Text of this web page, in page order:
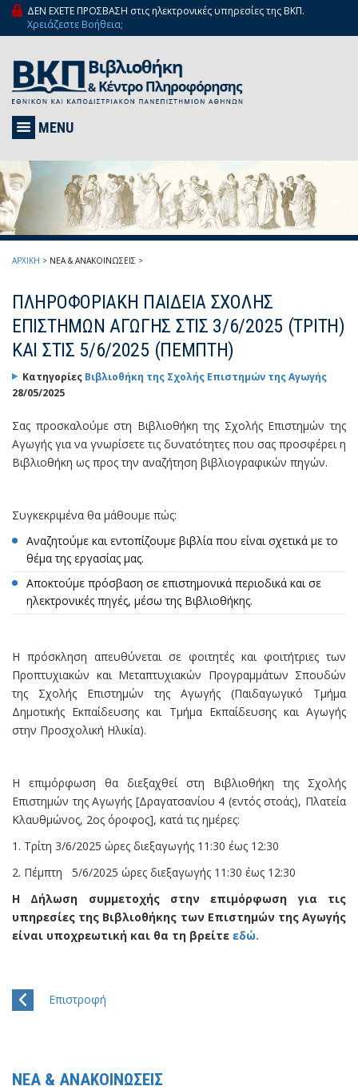
ΔΕΝ ΕΧΕΤΕ ΠΡΟΣΒΑΣΗ στις ηλεκτρονικές υπηρεσίες της ΒΚΠ.
Χρειάζεστε Βοήθεια;
MENU
ΑΡΧΙΚΗ > ΝΕΑ & ΑΝΑΚΟΙΝΩΣΕΙΣ >
ΠΛΗΡΟΦΟΡΙΑΚΗ ΠΑΙΔΕΙΑ ΣΧΟΛΗΣ
ΕΠΙΣΤΗΜΩΝ ΑΓΩΓΗΣ ΣΤΙΣ 3/6/2025 (ΤΡΙΤΗ)
ΚΑΙ ΣΤΙΣ 5/6/2025 (ΠΕΜΠΤΗ)
Κατηγορίες Βιβλιοθήκη της Σχολής Επιστημών της Αγωγής
28/05/2025
Σας προσκαλούμε στη Βιβλιοθήκη της Σχολής Επιστημών της
Αγωγής για να γνωρίσετε τις δυνατότητες που σας προσφέρει η
Βιβλιοθήκη ως προς την αναζήτηση βιβλιογραφικών πηγών.
Συγκεκριμένα θα μάθουμε πώς:
Αναζητούμε και εντοπίζουμε βιβλία που είναι σχετικά με το
θέμα της εργασίας μας.
Αποκτούμε πρόσβαση σε επιστημονικά περιοδικά και σε
ηλεκτρονικές πηγές, μέσω της Βιβλιοθήκης.
Η πρόσκληση απευθύνεται σε φοιτητές και φοιτήτριες των
Προπτυχιακών και Μεταπτυχιακών Προγραμμάτων Σπουδών
της Σχολής Επιστημών της Αγωγής (Παιδαγωγικό Τμήμα
Δημοτικής Εκπαίδευσης και Τμήμα Εκπαίδευσης και Αγωγής
στην Προσχολική Ηλικία).
Η επιμόρφωση θα διεξαχθεί στη Βιβλιοθήκη της Σχολής
Επιστημών της Αγωγής [Δραγατσανίου 4 (εντός στοάς), Πλατεία
Κλαυθμώνος, 2ος όροφος], κατά τις ημέρες:
1. Τρίτη 3/6/2025 ώρες διεξαγωγής 11:30 έως 12:30
2. Πέμπτη 5/6/2025 ώρες διεξαγωγής 11:30 έως 12:30
Η Δήλωση συμμετοχής στην επιμόρφωση για τις
υπηρεσίες της Βιβλιοθήκης των Επιστημών της Αγωγής
είναι υποχρεωτική και θα τη βρείτε εδώ.
Επιστροφή
ΝΕΑ & ΑΝΑΚΟΙΝΩΣΕΙΣ